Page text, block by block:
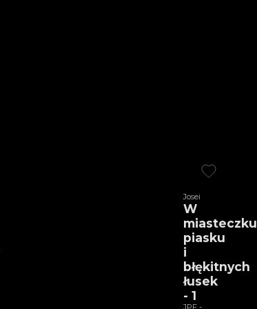
Josei
W
miasteczku
piasku
i
błękitnych
łusek
- 1
JPF -